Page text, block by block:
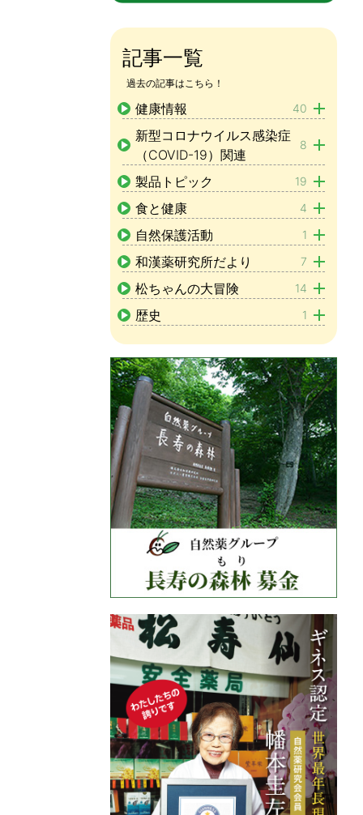
記事一覧
過去の記事はこちら！
健康情報 40
新型コロナウイルス感染症
（COVID-19）関連
8
製品トピック 19
食と健康 4
自然保護活動 1
和漢薬研究所だより 7
松ちゃんの大冒険 14
歴史 1